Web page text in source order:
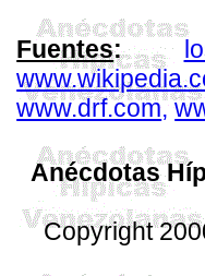
Fuentes:
www.drf.com,
Anécdotas
Copyright